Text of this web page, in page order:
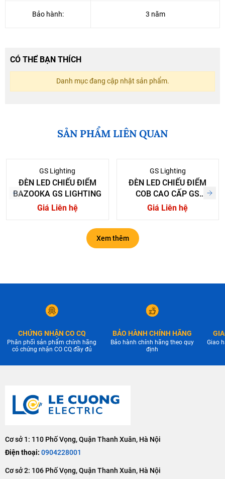
Bảo hành: 3 năm
CÓ THỂ BẠN THÍCH
Danh mục đang cập nhật sản phẩm.
SẢN PHẨM LIÊN QUAN
GS Lighting
ĐÈN LED CHIẾU ĐIỂM
BAZOOKA GS LIGHTING
Giá Liên hệ
GS Lighting
ĐÈN LED CHIẾU ĐIỂM
COB CAO CẤP GS
LIGHTING
Giá Liên hệ
Xem thêm
CHỨNG NHẬN CO CQ
Phân phối sản phẩm chính hãng
có chứng nhận CO CQ đầy đủ
BẢO HÀNH CHÍNH HÃNG
Bảo hành chính hãng theo quy
định
Giao
Cơ sở 1: 110 Phố Vọng, Quận Thanh Xuân, Hà Nội
Điện thoại: 0904228001
Cơ sở 2: 106 Phố Vọng, Quận Thanh Xuân, Hà Nội